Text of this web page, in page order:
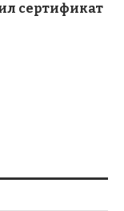
сертификат